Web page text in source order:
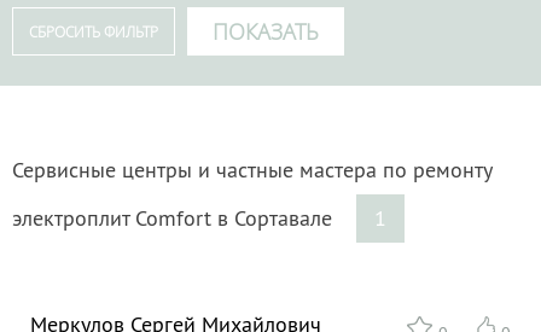
Сервисные центры и частные мастера по ремонту
электроплит Comfort в Сортавале
1
Меркулов Сергей Михайлович